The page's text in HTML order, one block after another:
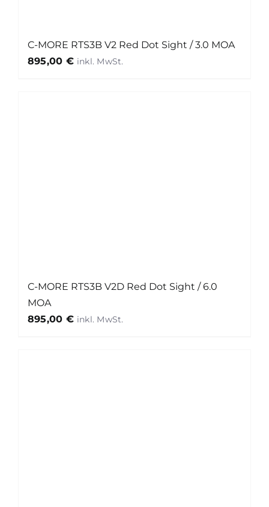
C-MORE RTS3B V2 Red Dot Sight / 3.0 MOA
895,00 €
C-MORE RTS3B V2D Red Dot Sight / 6.0
MOA
895,00 €